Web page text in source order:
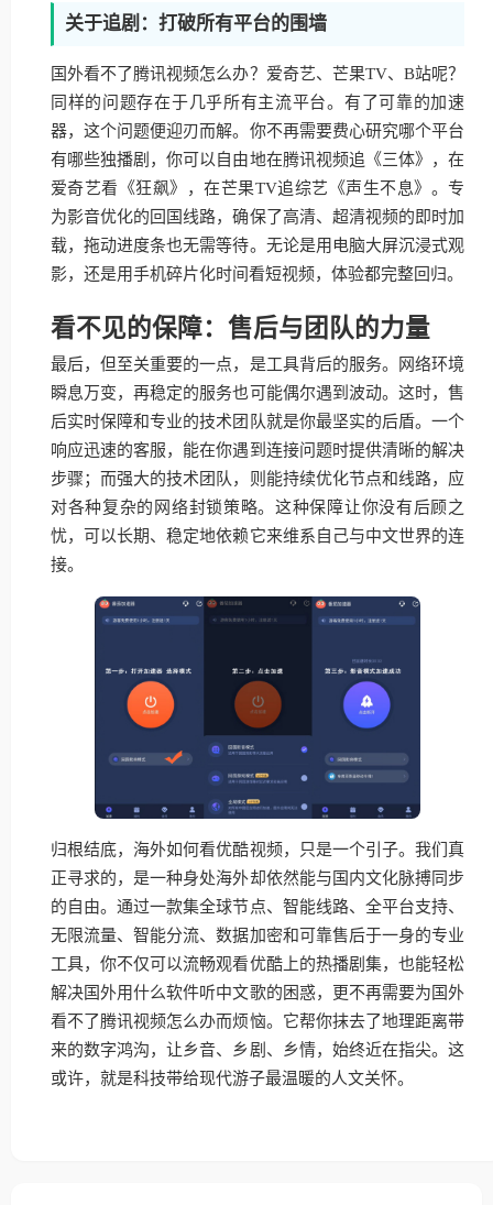
关于追剧：打破所有平台的围墙
国外看不了腾讯视频怎么办？爱奇艺、芒果TV、B站呢？
同样的问题存在于几乎所有主流平台。有了可靠的加速
器，这个问题便迎刃而解。你不再需要费心研究哪个平台
有哪些独播剧，你可以自由地在腾讯视频追《三体》，在
爱奇艺看《狂飙》，在芒果TV追综艺《声生不息》。专
为影音优化的回国线路，确保了高清、超清视频的即时加
载，拖动进度条也无需等待。无论是用电脑大屏沉浸式观
影，还是用手机碎片化时间看短视频，体验都完整回归。
看不见的保障：售后与团队的力量
最后，但至关重要的一点，是工具背后的服务。网络环境
瞬息万变，再稳定的服务也可能偶尔遇到波动。这时，售
后实时保障和专业的技术团队就是你最坚实的后盾。一个
响应迅速的客服，能在你遇到连接问题时提供清晰的解决
步骤；而强大的技术团队，则能持续优化节点和线路，应
对各种复杂的网络封锁策略。这种保障让你没有后顾之
忧，可以长期、稳定地依赖它来维系自己与中文世界的连
接。
归根结底，海外如何看优酷视频，只是一个引子。我们真
正寻求的，是一种身处海外却依然能与国内文化脉搏同步
的自由。通过一款集全球节点、智能线路、全平台支持、
无限流量、智能分流、数据加密和可靠售后于一身的专业
工具，你不仅可以流畅观看优酷上的热播剧集，也能轻松
解决国外用什么软件听中文歌的困惑，更不再需要为国外
看不了腾讯视频怎么办而烦恼。它帮你抹去了地理距离带
来的数字鸿沟，让乡音、乡剧、乡情，始终近在指尖。这
或许，就是科技带给现代游子最温暖的人文关怀。